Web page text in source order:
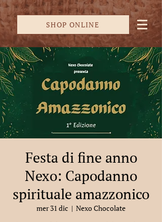
SHOP ONLINE
Festa di fine anno
Nexo: Capodanno
spirituale amazzonico
mer 31 dic
  |
Nexo Chocolate